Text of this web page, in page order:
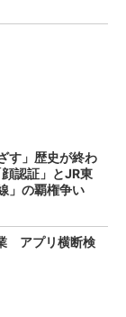
す」歴史が終わ
認証」とJR東
」の覇権争い
アプリ横断検